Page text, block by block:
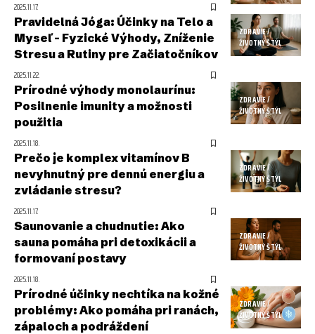
2025.11.17.
ZDRAVIE /
ŽIVOTNÝ ŠTÝL
Pravidelná Jóga: Účinky na Telo a
Myseľ – Fyzické Výhody, Zníženie
Stresu a Rutiny pre Začiatočníkov
2025.11.22.
ZDRAVIE /
ŽIVOTNÝ ŠTÝL
Prírodné výhody monolaurínu:
Posilnenie imunity a možnosti
použitia
2025.11.18.
ZDRAVIE /
ŽIVOTNÝ ŠTÝL
Prečo je komplex vitamínov B
nevyhnutný pre dennú energiu a
zvládanie stresu?
2025.11.17.
ZDRAVIE /
ŽIVOTNÝ ŠTÝL
Saunovanie a chudnutie: Ako
sauna pomáha pri detoxikácii a
formovaní postavy
2025.11.18.
ZDRAVIE /
ŽIVOTNÝ ŠTÝL
Prírodné účinky nechtíka na kožné
problémy: Ako pomáha pri ranách,
zápaloch a podráždení